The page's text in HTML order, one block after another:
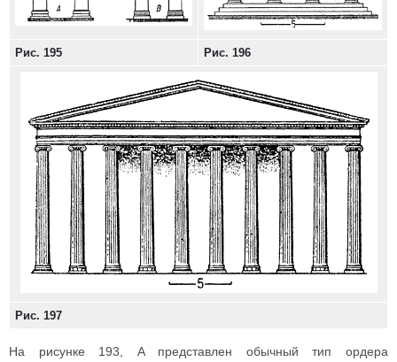
Рис. 195 Рис. 196
Рис. 197
На рисунке 193, A представлен обычный тип ордера